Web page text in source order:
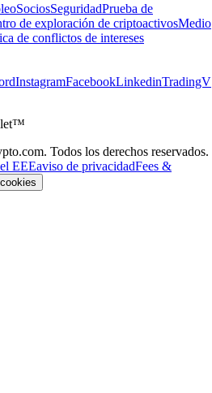
SociosSeguridadPrueba de
de exploración de criptoactivosMedio
de conflictos de intereses
InstagramFacebookLinkedinTradingV
Todos los derechos reservados.
EEEaviso de privacidadFees &